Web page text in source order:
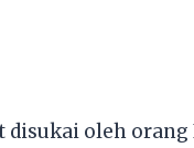
oleh orang